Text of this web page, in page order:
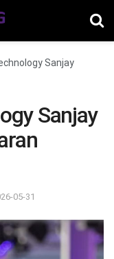
Sanjay
Sanjay
05-31